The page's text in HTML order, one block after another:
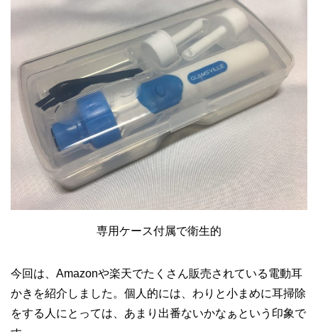
専用ケース付属で衛生的
今回は、Amazonや楽天でたくさん販売されている電動耳
かきを紹介しました。個人的には、わりと小まめに耳掃除
をする人にとっては、あまり出番ないかなぁという印象で